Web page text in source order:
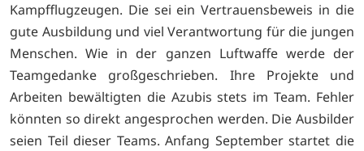
Kampfflugzeugen. Die sei ein Vertrauensbeweis in die
gute Ausbildung und viel Verantwortung für die jungen
Menschen. Wie in der ganzen Luftwaffe werde der
Teamgedanke großgeschrieben. Ihre Projekte und
Arbeiten bewältigten die Azubis stets im Team. Fehler
könnten so direkt angesprochen werden. Die Ausbilder
seien Teil dieser Teams. Anfang September startet die